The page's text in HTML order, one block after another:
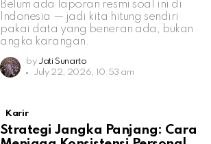
Belum ada laporan resmi soal ini di
Indonesia — jadi kita hitung sendiri
pakai data yang beneran ada, bukan
angka karangan.
by Jati Sunarto
July 22, 2026, 10:53 am
Karir
Strategi Jangka Panjang: Cara